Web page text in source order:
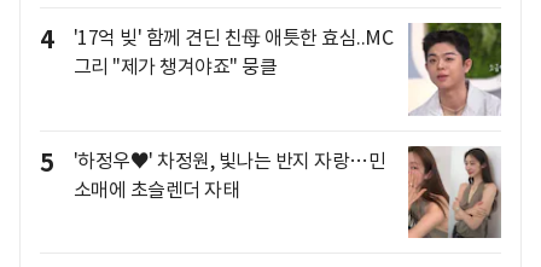
4
'17억 빚' 함께 견딘 친母 애틋한 효심..MC
그리 "제가 챙겨야죠" 뭉클
5
'하정우♥' 차정원, 빛나는 반지 자랑…민
소매에 초슬렌더 자태